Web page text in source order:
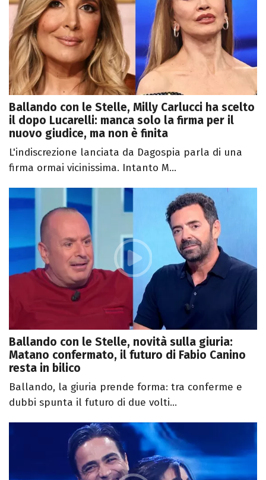
Ballando con le Stelle, Milly Carlucci ha scelto
il dopo Lucarelli: manca solo la firma per il
nuovo giudice, ma non è finita
L'indiscrezione lanciata da Dagospia parla di una
firma ormai vicinissima. Intanto M...
Ballando con le Stelle, novità sulla giuria:
Matano confermato, il futuro di Fabio Canino
resta in bilico
Ballando, la giuria prende forma: tra conferme e
dubbi spunta il futuro di due volti...